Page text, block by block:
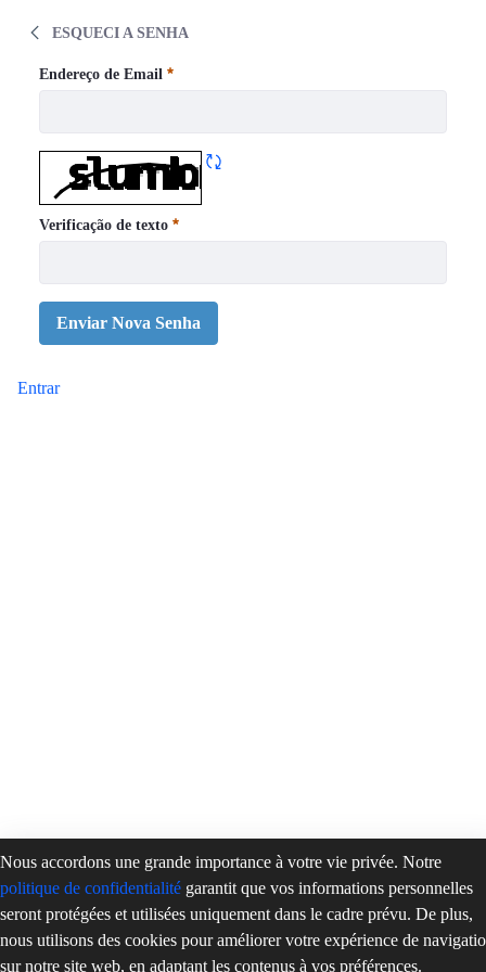
ESQUECI A SENHA
Esqueci a senha
Endereço de Email
Obrigatório
Verificação de texto
Obrigatório
Enviar Nova Senha
Entrar
Nous accordons une grande importance à votre vie privée. Notre
politique de confidentialité garantit que vos informations personnelles
seront protégées et utilisées uniquement dans le cadre prévu. De plus,
nous utilisons des cookies pour améliorer votre expérience de
sur notre site web, en adaptant les contenus à vos préférences.